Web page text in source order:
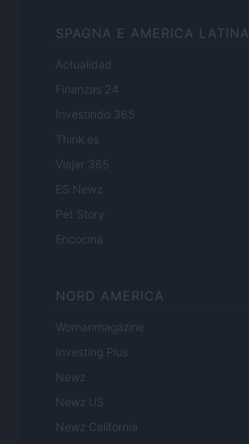
SPAGNA E AMERICA LATINA
Actualidad
Finanzas 24
Investindo 365
Think.es
Viajar 365
ES Newz
Pet Story
Encocina
NORD AMERICA
Womanmagazine
Investing Plus
Newz
Newz US
Newz California